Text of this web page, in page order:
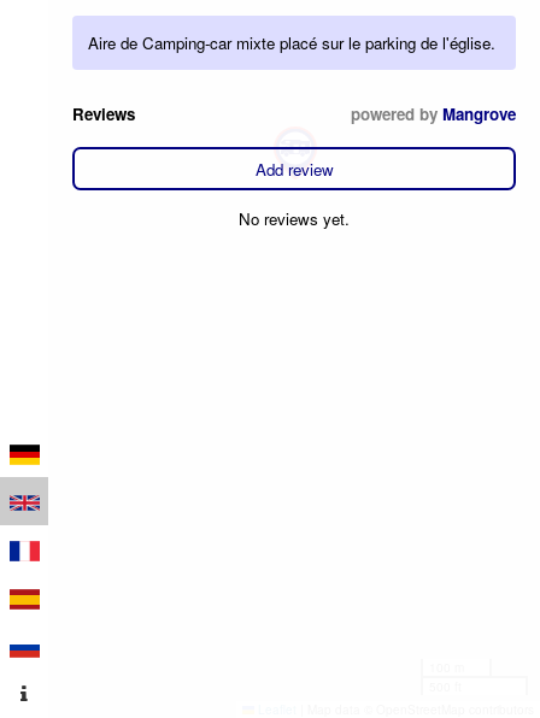
Aire de Camping-car mixte placé sur le parking de l'église.
Reviews powered by Mangrove
Add review
No reviews yet.